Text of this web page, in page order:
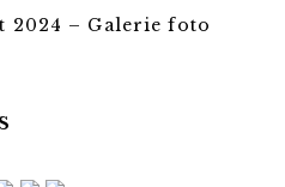
2024 – Galerie foto